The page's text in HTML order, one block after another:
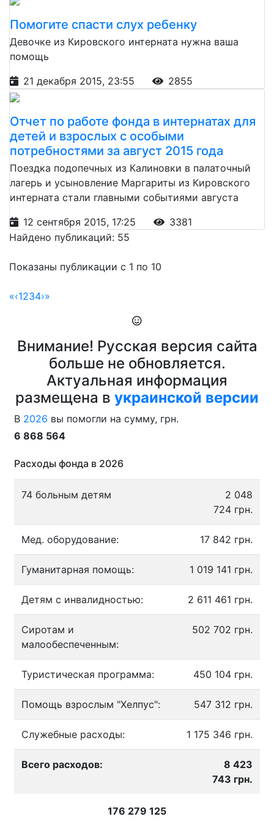
Помогите спасти слух ребенку
Девочке из Кировского интерната нужна ваша
помощь
21 декабря 2015, 23:55
2855
Отчет по работе фонда в интернатах для
детей и взрослых с особыми
потребностями за август 2015 года
Поездка подопечных из Калиновки в палаточный
лагерь и усыновление Маргариты из Кировского
интерната стали главными событиями августа
12 сентября 2015, 17:25
3381
Найдено публикаций: 55
Показаны публикации с 1 по 10
«‹1234›»
Внимание! Русская версия сайта
больше не обновляется.
Актуальная информация
размещена в украинской версии
В 2026 вы помогли на сумму, грн.
6 868 564
Расходы фонда в 2026
74 больным детям
2 048
724 грн.
Мед. оборудование: 17 842 грн.
Гуманитарная помощь: 1 019 141 грн.
Детям с инвалидностью: 2 611 461 грн.
Сиротам и
малообеспеченным:
502 702 грн.
Туристическая программа: 450 104 грн.
Помощь взрослым "Хелпус": 547 312 грн.
Служебные расходы: 1 175 346 грн.
Всего расходов:
8 423
743 грн.
176 279 125